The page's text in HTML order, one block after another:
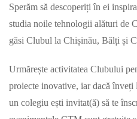
Sperăm să descoperiți în ei
studia noile tehnologii alături de
găsi Clubul la Chișinău, Bălți și
Urmărește activitatea Clubului
proiecte inovative, iar dacă înveți
un colegiu ești invitat(ă) să te